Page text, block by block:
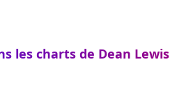
les charts de Dean Lewis